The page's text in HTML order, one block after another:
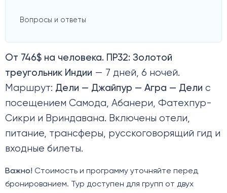
Вопросы и ответы
От 746$ на человека. ПР32: Золотой
треугольник Индии — 7 дней, 6 ночей.
Маршрут: Дели — Джайпур — Агра — Дели с
посещением Самода, Абанери, Фатехпур-
Сикри и Вриндавана. Включены отели,
питание, трансферы, русскоговорящий гид и
входные билеты.
Важно! Стоимость и программу уточняйте перед
бронированием. Тур доступен для групп от двух